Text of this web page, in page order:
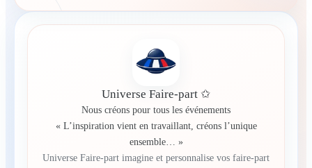
Universe Faire-part ✩
Nous créons pour tous les événements
« L’inspiration vient en travaillant, créons l’unique
ensemble… »
Universe Faire-part imagine et personnalise vos faire-part